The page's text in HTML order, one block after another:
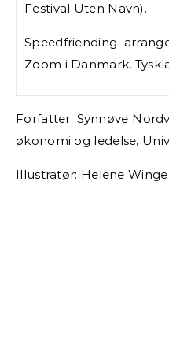
Festival Uten Navn).
Speedfriending
Zoom i Danmark,
Forfatter: Synnøve
økonomi og ledelse,
Illustratør: Helene